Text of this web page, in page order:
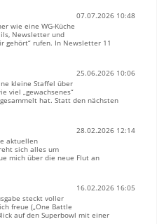
07.07.2026 10:48
wie eine WG‑Küche
Newsletter und
gehört“ rufen. In Newsletter 11
25.06.2026 10:06
kleine Staffel über
viel „gewachsenes“
hat. Statt den nächsten
28.02.2026 12:14
aktuellen
sich alles um
mich über die neue Flut an
16.02.2026 16:05
steckt voller
freue („One Battle
auf den Superbowl mit einer